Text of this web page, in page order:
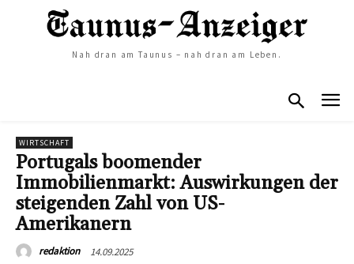
Nah dran am Taunus – nah dran am Leben.
WIRTSCHAFT
Portugals boomender
Immobilienmarkt: Auswirkungen der
steigenden Zahl von US-
Amerikanern
redaktion 14.09.2025